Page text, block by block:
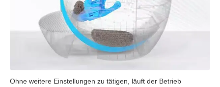
Ohne weitere Einstellungen zu tätigen, läuft der Betrieb